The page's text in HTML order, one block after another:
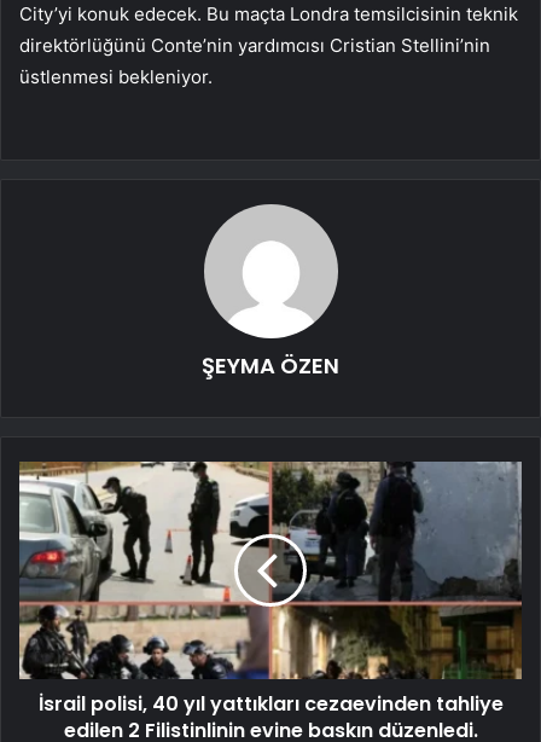
City’yi konuk edecek. Bu maçta Londra temsilcisinin teknik
direktörlüğünü Conte’nin yardımcısı Cristian Stellini’nin
üstlenmesi bekleniyor.
ŞEYMA ÖZEN
İsrail polisi, 40 yıl yattıkları cezaevinden tahliye
edilen 2 Filistinlinin evine baskın düzenledi.